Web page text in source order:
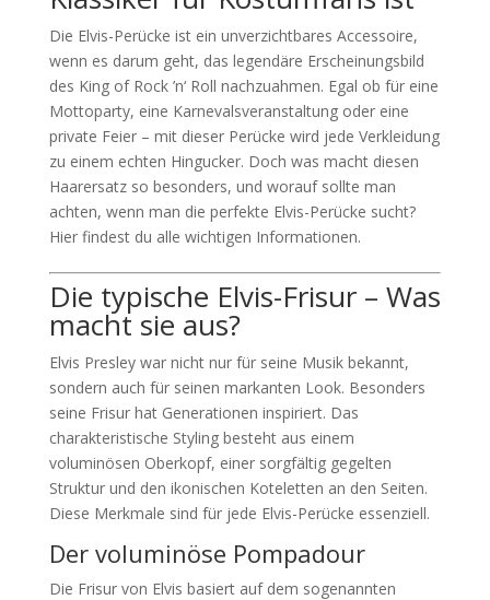
Die Elvis-Perücke ist ein unverzichtbares Accessoire,
wenn es darum geht, das legendäre Erscheinungsbild
des King of Rock ’n‘ Roll nachzuahmen. Egal ob für eine
Mottoparty, eine Karnevalsveranstaltung oder eine
private Feier – mit dieser Perücke wird jede Verkleidung
zu einem echten Hingucker. Doch was macht diesen
Haarersatz so besonders, und worauf sollte man
achten, wenn man die perfekte Elvis-Perücke sucht?
Hier findest du alle wichtigen Informationen.
Die typische Elvis-Frisur – Was
macht sie aus?
Elvis Presley war nicht nur für seine Musik bekannt,
sondern auch für seinen markanten Look. Besonders
seine Frisur hat Generationen inspiriert. Das
charakteristische Styling besteht aus einem
voluminösen Oberkopf, einer sorgfältig gegelten
Struktur und den ikonischen Koteletten an den Seiten.
Diese Merkmale sind für jede Elvis-Perücke essenziell.
Der voluminöse Pompadour
Die Frisur von Elvis basiert auf dem sogenannten